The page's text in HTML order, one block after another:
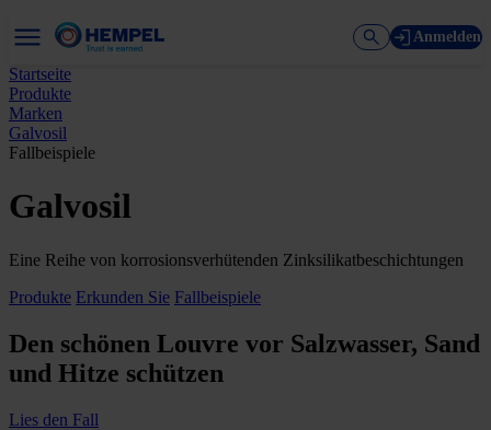
Anmelden
Startseite
Produkte
Marken
Galvosil
Fallbeispiele
Galvosil
Eine Reihe von korrosionsverhütenden Zinksilikatbeschichtungen
Produkte Erkunden Sie Fallbeispiele
Den schönen Louvre vor Salzwasser, Sand
und Hitze schützen
Lies den Fall